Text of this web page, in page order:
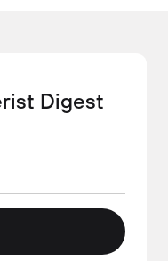
Digest